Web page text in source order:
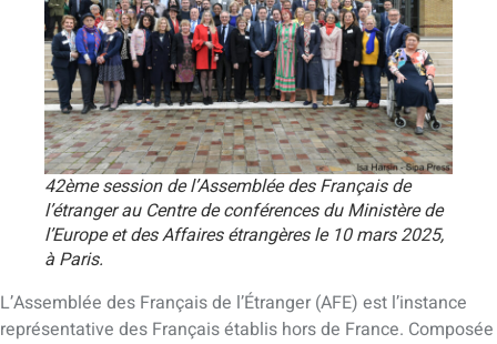
42ème session de l’Assemblée des Français de
l’étranger au Centre de conférences du Ministère de
l’Europe et des Affaires étrangères le 10 mars 2025,
à Paris.
L’Assemblée des Français de l’Étranger (AFE) est l’instance
représentative des Français établis hors de France. Composée